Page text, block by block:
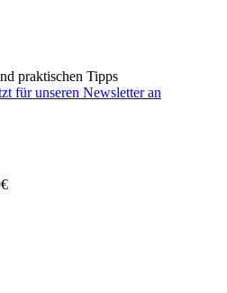
praktischen Tipps
für unseren Newsletter an